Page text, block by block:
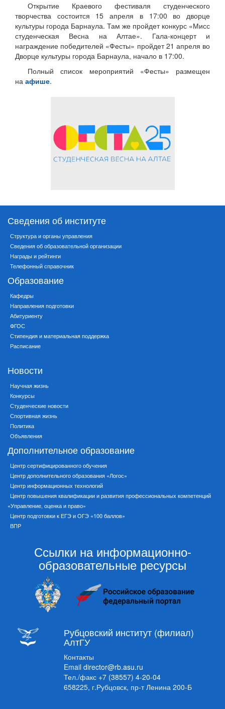
Открытие Краевого фестиваля студенческого
творчества состоится 15 апреля в 17:00 во дворце
культуры города Барнаула. Там же пройдет конкурс «Мисс
студенческая Весна на Алтае». Гала-концерт и
награждение победителей «Фесты» пройдет 21 апреля во
Дворце культуры города Барнаула, начало в 17:00.
Полный список мероприятий «Фесты» размещен
на афише.
Сведения об институте
Структура и органы управления
Сведения об образовательной организации
Награды и рейтинги
Телефонный справочник
Образование
Кафедры
Направления подготовки
Абитуриенту
ФГОС
Стипендия и материальная поддержка
Расписание
Новости
Научная жизнь
Конкурсы
Студенческие новости
Спортивная жизнь
Политика
Объявления
Дополнительное образование
Центр сертифицированного обучения
Центр дополнительного образования «Логос»
Центр информационных технологий
Центр повышения квалификации и развития профессиональных компетенций
«Управление, оценка и право»
Центр подготовки к ЕГЭ и ОГЭ «100 баллов»
ВПР
Ссылки на информационно-
образовательные ресурсы
Рубцовский институт (филиал)
АлтГУ
Контакты
Email director@rb.asu.ru
Тел./факс +7 (38557) 4-20-04
658225, г.Рубцовск, пр-т Ленина 200-Б